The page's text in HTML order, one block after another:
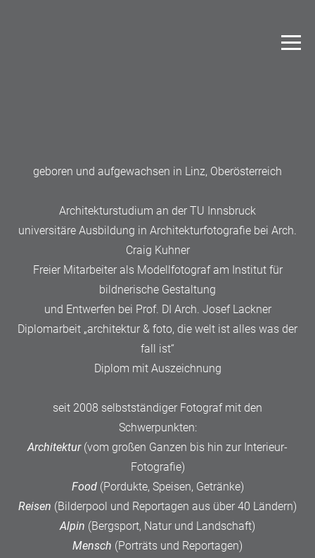
geboren und aufgewachsen in Linz, Oberösterreich
Architekturstudium an der TU Innsbruck
universitäre Ausbildung in Architekturfotografie bei Arch.
Craig Kuhner
Freier Mitarbeiter als Modellfotograf am Institut für
bildnerische Gestaltung
und Entwerfen bei Prof. DI Arch. Josef Lackner
Diplomarbeit „architektur & foto, die welt ist alles was der
fall ist“
Diplom mit Auszeichnung
seit 2008 selbstständiger Fotograf mit den
Schwerpunkten:
Architektur (vom großen Ganzen bis hin zur Interieur-
Fotografie)
Food (Pordukte, Speisen, Getränke)
Reisen (Bilderpool und Reportagen aus über 40 Ländern)
Alpin (Bergsport, Natur und Landschaft)
Mensch (Porträts und Reportagen)